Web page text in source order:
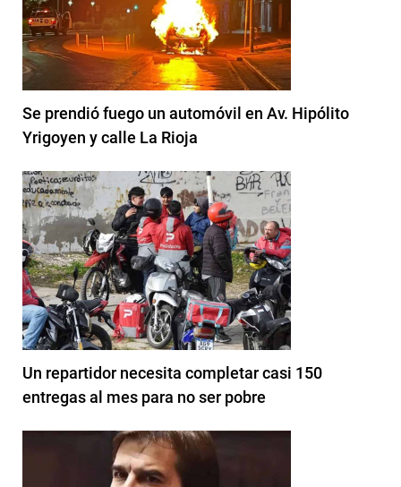
Se prendió fuego un automóvil en Av. Hipólito
Yrigoyen y calle La Rioja
Un repartidor necesita completar casi 150
entregas al mes para no ser pobre